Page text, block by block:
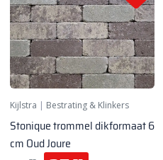
Kijlstra | Bestrating & Klinkers
Stonique trommel dikformaat 6
cm Oud Joure